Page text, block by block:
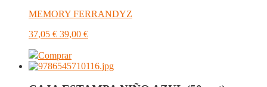
MEMORY FERRANDYZ
37,05 € 39,00 €
Comprar